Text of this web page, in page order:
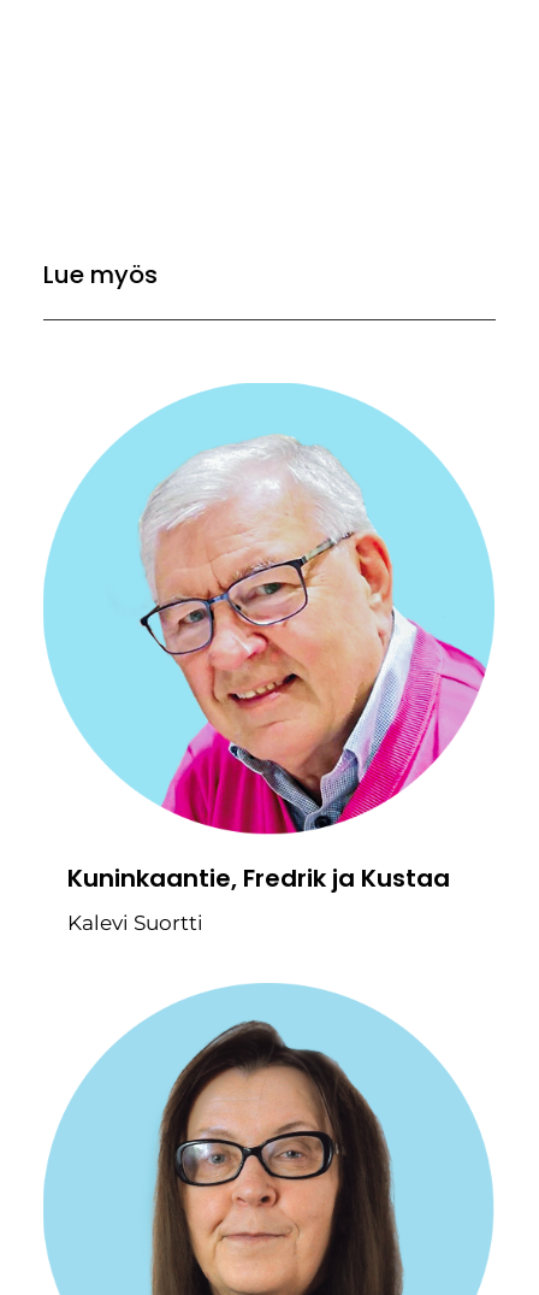
Lue myös
Kuninkaantie, Fredrik ja Kustaa
Kalevi Suortti